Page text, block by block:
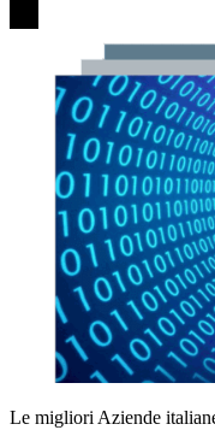
Le migliori Aziende